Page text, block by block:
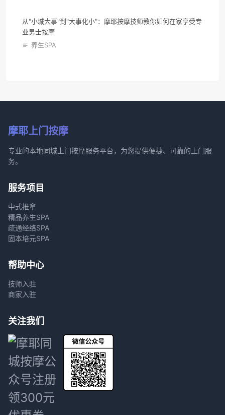
从"小城大事"到"大事化小"：摩耶按摩技师教你如何在家享受专
业男士按摩
养生SPA
摩耶上门按摩
专业的本地同城上门按摩服务平台，为您提供便捷、可靠的上门服
务。
服务项目
中式推拿
精品养生SPA
疏通经络SPA
固本培元SPA
帮助中心
技师入驻
商家入驻
关注我们